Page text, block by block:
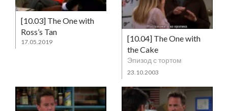
[10.03] The One with
Ross’s Tan
17.05.2019
[10.04] The One with
the Cake
Эпизод с тортом
23.10.2003